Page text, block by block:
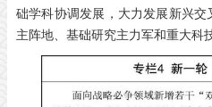
础学科协调发展，大力发展新兴
主阵地、基础研究主力军和重大科